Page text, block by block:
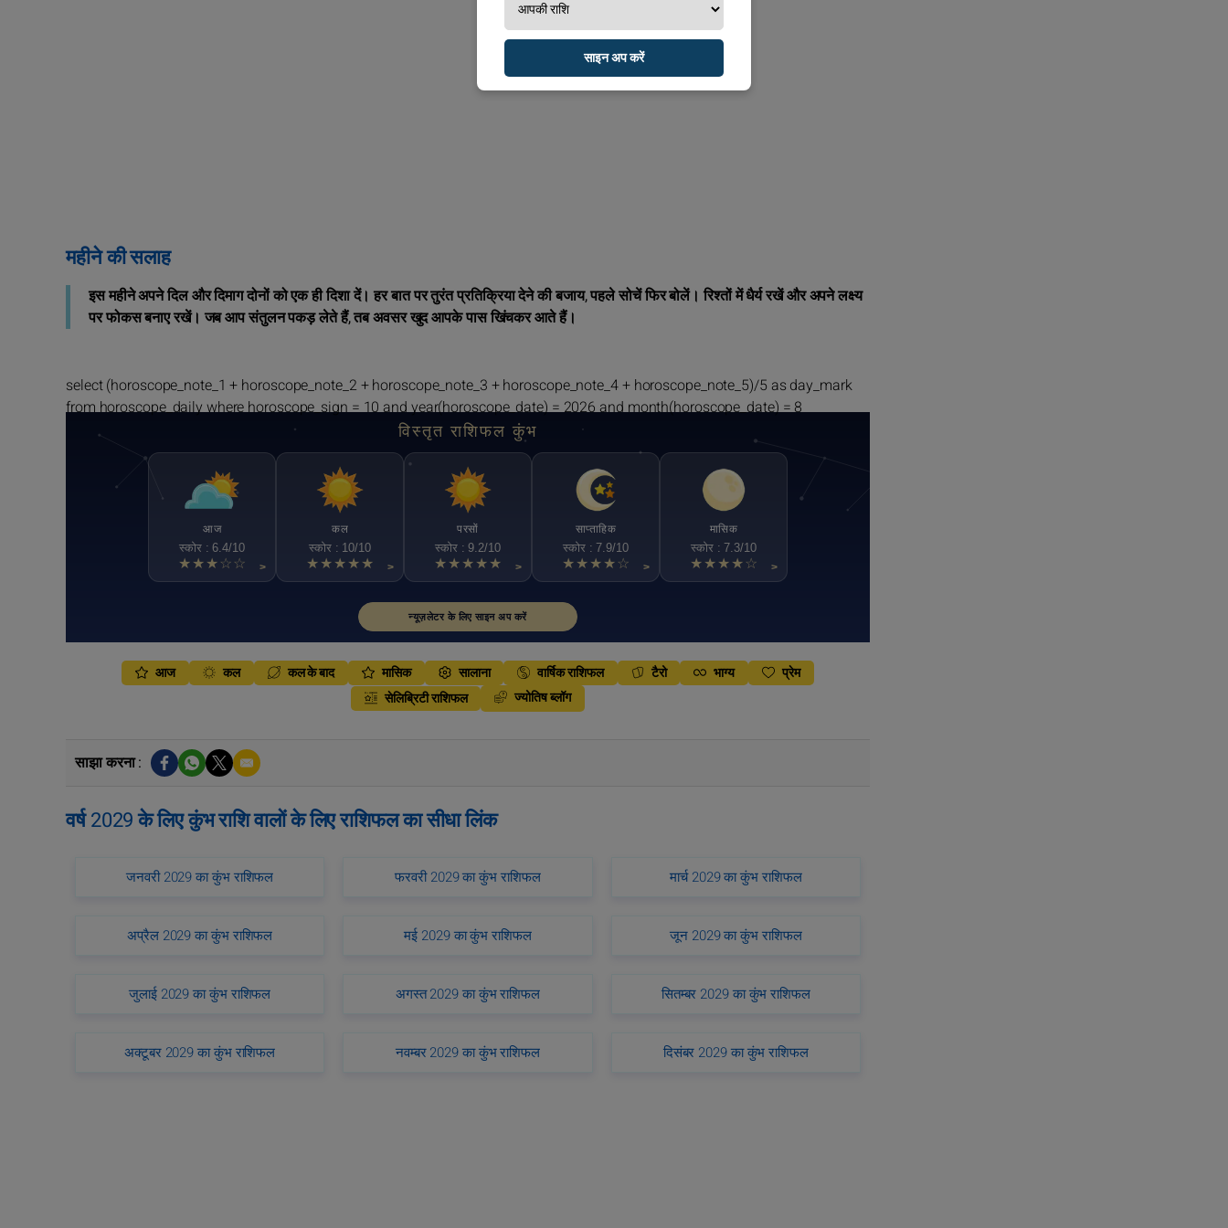
महीने की सलाह
इस महीने अपने दिल और दिमाग दोनों को एक ही दिशा दें। हर बात पर तुरंत प्रतिक्रिया देने की बजाय, पहले सोचें फिर बोलें। रिश्तों में धैर्य रखें और अपने लक्ष्य
पर फोकस बनाए रखें। जब आप संतुलन पकड़ लेते हैं, तब अवसर खुद आपके पास खिंचकर आते हैं।
select (horoscope_note_1 + horoscope_note_2 + horoscope_note_3 + horoscope_note_4 + horoscope_note_5)/5 as day_mark
from horoscope_daily where horoscope_sign = 10 and year(horoscope_date) = 2026 and month(horoscope_date) = 8
विस्तृत राशिफल कुंभ
आज
स्कोर : 6.4/10
★★★☆☆ >
कल
स्कोर : 10/10
★★★★★ >
परसों
स्कोर : 9.2/10
★★★★★ >
साप्ताहिक
स्कोर : 7.9/10
★★★★☆ >
मासिक
स्कोर : 7.3/10
★★★★☆ >
न्यूज़लेटर के लिए साइन अप करें
आज कल कल के बाद मासिक सालाना वार्षिक राशिफल टैरो भाग्य
प्रेम
सेलिब्रिटी राशिफल
ज्योतिष ब्लॉग
साझा करना :
वर्ष 2029 के लिए कुंभ राशि वालों के लिए राशिफल का सीधा लिंक
जनवरी 2029 का कुंभ राशिफल फरवरी 2029 का कुंभ राशिफल मार्च 2029 का कुंभ राशिफल
अप्रैल 2029 का कुंभ राशिफल मई 2029 का कुंभ राशिफल जून 2029 का कुंभ राशिफल
जुलाई 2029 का कुंभ राशिफल अगस्त 2029 का कुंभ राशिफल सितम्बर 2029 का कुंभ राशिफल
अक्टूबर 2029 का कुंभ राशिफल नवम्बर 2029 का कुंभ राशिफल दिसंबर 2029 का कुंभ राशिफल
साइन अप करें